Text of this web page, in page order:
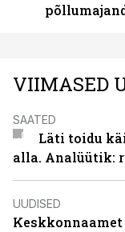
VIIMASED
SAATED
Läti toidu
alla. Analüütik:
UUDISED